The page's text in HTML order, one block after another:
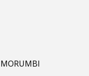
MORUMBI